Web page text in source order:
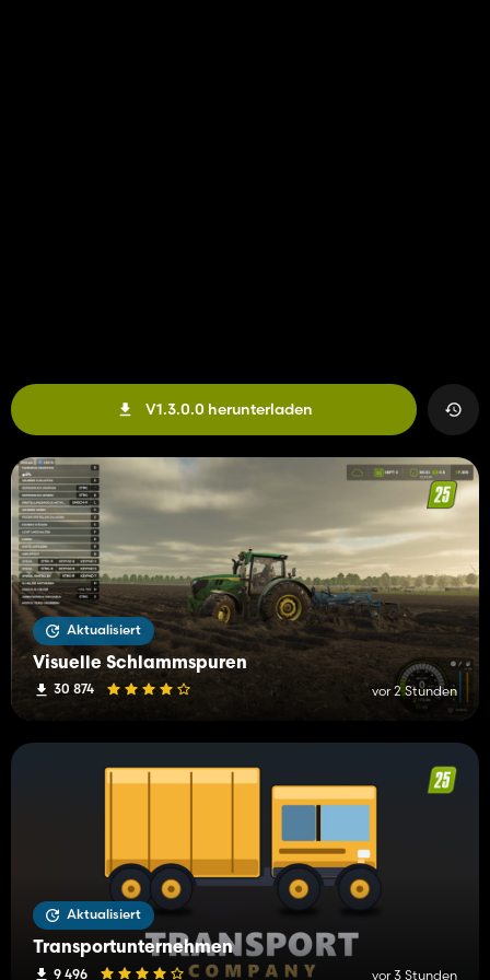
V1.3.0.0 herunterladen
Aktualisiert
Visuelle Schlammspuren
30 874 vor 2 Stunden
Aktualisiert
Transportunternehmen
9 496 vor 3 Stunden